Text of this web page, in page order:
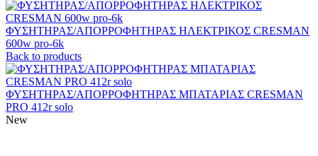
ΦΥΣΗΤΗΡΑΣ/ΑΠΟΡΡΟΦΗΤΗΡΑΣ ΗΛΕΚΤΡΙΚΟΣ CRESMAN
600w pro-6k
Back to products
ΦΥΣΗΤΗΡΑΣ/ΑΠΟΡΡΟΦΗΤΗΡΑΣ ΜΠΑΤΑΡΙΑΣ CRESMAN
PRO 412r solo
New